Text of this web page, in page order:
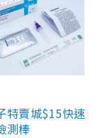
特賣城$15快速
測棒